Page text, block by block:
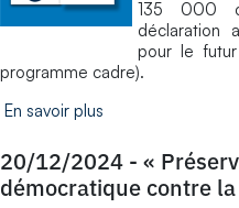
135 000
déclaration
pour le futur
programme cadre).
En savoir plus
20/12/2024 - «
démocratique contre